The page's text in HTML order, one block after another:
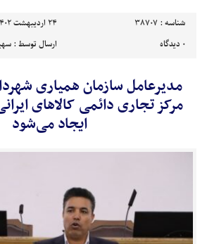
شناسه : 38707
۲۴ اردیبهشت ۱۴۰۲ - ۱۸:۳۸
۰ دیدگاه ارسال توسط :
مدیرعامل سازمان همیاری
مرکز تجاری دائمی کالاهای
ایجاد می‌شود